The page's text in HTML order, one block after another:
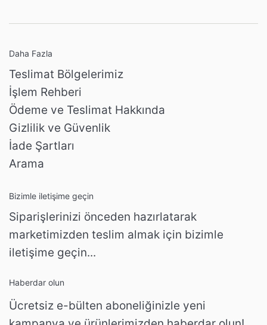
Daha Fazla
Teslimat Bölgelerimiz
İşlem Rehberi
Ödeme ve Teslimat Hakkında
Gizlilik ve Güvenlik
İade Şartları
Arama
Bizimle iletişime geçin
Siparişlerinizi önceden hazırlatarak
marketimizden teslim almak için bizimle
iletişime geçin...
Haberdar olun
Ücretsiz e-bülten aboneliğinizle yeni